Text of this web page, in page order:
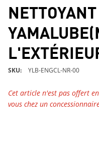
SUR TOUTES LES
SKU YLB-ENGCL-NR-00
Cet article n'est pas offert
vous chez un